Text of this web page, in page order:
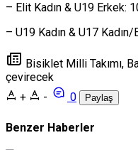
– Elit Kadın & U19 Erkek:
– U19 Kadın & U17
Bisiklet Milli Takımı,
çevirecek
+
- 0 Paylaş
Benzer Haberler